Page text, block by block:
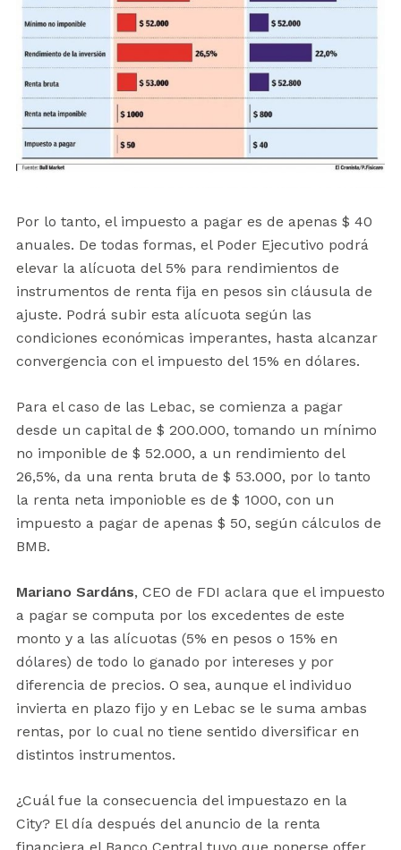
Por lo tanto, el impuesto a pagar es de apenas $ 40
anuales. De todas formas, el Poder Ejecutivo podrá
elevar la alícuota del 5% para rendimientos de
instrumentos de renta fija en pesos sin cláusula de
ajuste. Podrá subir esta alícuota según las
condiciones económicas imperantes, hasta alcanzar
convergencia con el impuesto del 15% en dólares.
Para el caso de las Lebac, se comienza a pagar
desde un capital de $ 200.000, tomando un mínimo
no imponible de $ 52.000, a un rendimiento del
26,5%, da una renta bruta de $ 53.000, por lo tanto
la renta neta imponioble es de $ 1000, con un
impuesto a pagar de apenas $ 50, según cálculos de
BMB.
Mariano Sardáns, CEO de FDI aclara que el impuesto
a pagar se computa por los excedentes de este
monto y a las alícuotas (5% en pesos o 15% en
dólares) de todo lo ganado por intereses y por
diferencia de precios. O sea, aunque el individuo
invierta en plazo fijo y en Lebac se le suma ambas
rentas, por lo cual no tiene sentido diversificar en
distintos instrumentos.
¿Cuál fue la consecuencia del impuestazo en la
City? El día después del anuncio de la renta